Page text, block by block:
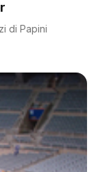
di Papini